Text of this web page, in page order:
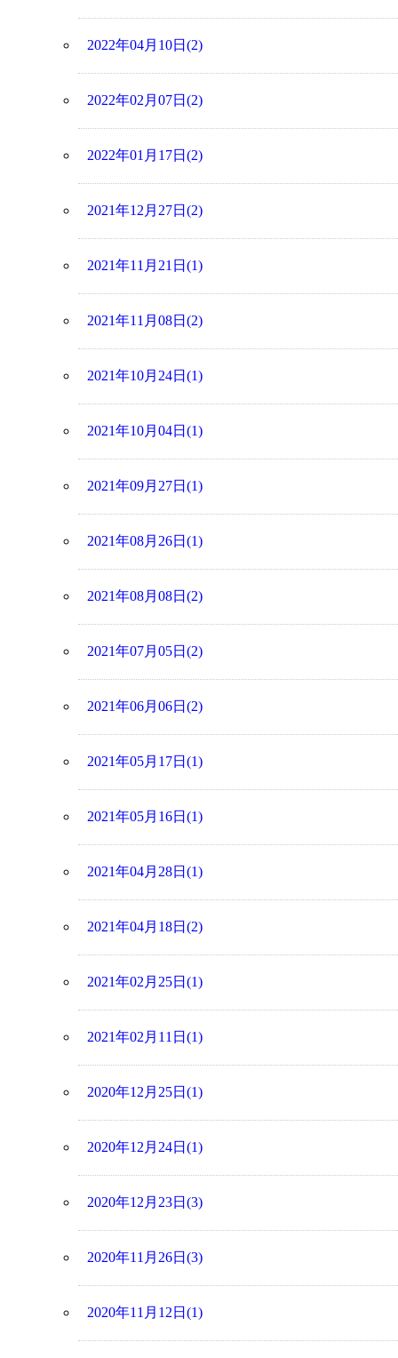
2022年04月10日(2)
2022年02月07日(2)
2022年01月17日(2)
2021年12月27日(2)
2021年11月21日(1)
2021年11月08日(2)
2021年10月24日(1)
2021年10月04日(1)
2021年09月27日(1)
2021年08月26日(1)
2021年08月08日(2)
2021年07月05日(2)
2021年06月06日(2)
2021年05月17日(1)
2021年05月16日(1)
2021年04月28日(1)
2021年04月18日(2)
2021年02月25日(1)
2021年02月11日(1)
2020年12月25日(1)
2020年12月24日(1)
2020年12月23日(3)
2020年11月26日(3)
2020年11月12日(1)